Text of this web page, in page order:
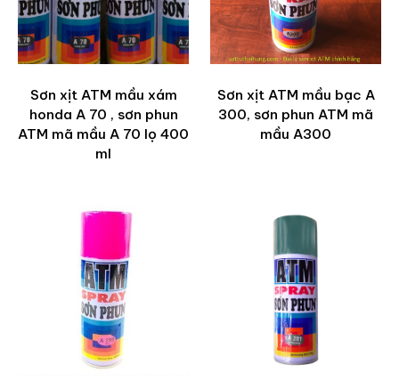
Sơn xịt ATM mầu xám
honda A 70 , sơn phun
ATM mã mầu A 70 lọ 400
ml
Sơn xịt ATM mầu bạc A
300, sơn phun ATM mã
mầu A300